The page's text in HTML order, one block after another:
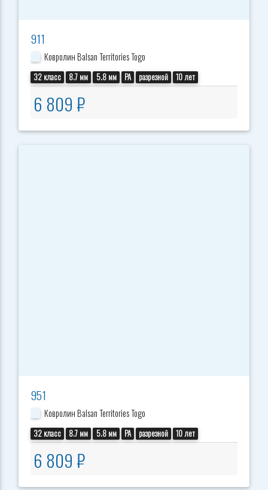
911
Ковролин Balsan Territories Togo
32 класс 8.7 мм 5.8 мм PA разрезной 10 лет
6 809 ₽
951
Ковролин Balsan Territories Togo
32 класс 8.7 мм 5.8 мм PA разрезной 10 лет
6 809 ₽